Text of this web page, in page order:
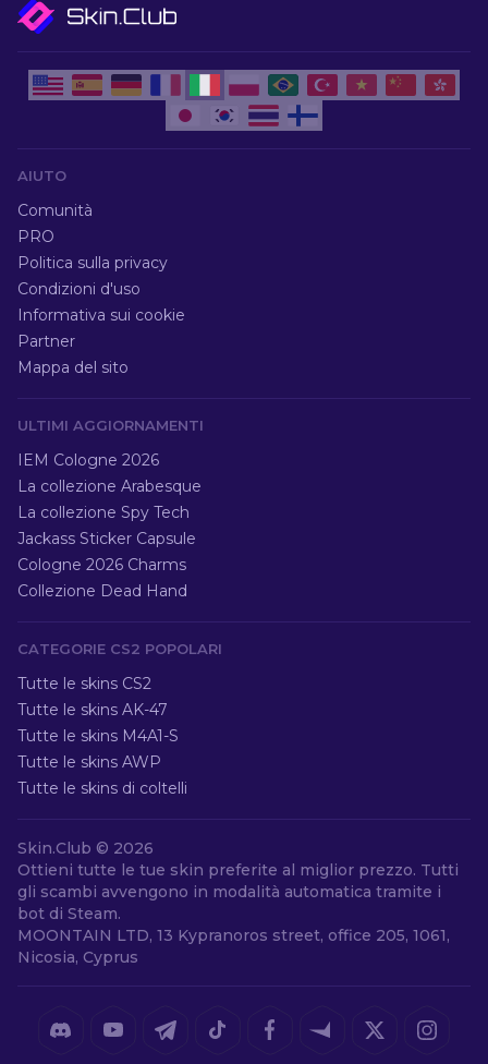
AIUTO
Comunità
PRO
Politica sulla privacy
Condizioni d'uso
Informativa sui cookie
Partner
Mappa del sito
ULTIMI AGGIORNAMENTI
IEM Cologne 2026
La collezione Arabesque
La collezione Spy Tech
Jackass Sticker Capsule
Cologne 2026 Charms
Collezione Dead Hand
CATEGORIE CS2 POPOLARI
Tutte le skins CS2
Tutte le skins AK-47
Tutte le skins M4A1-S
Tutte le skins AWP
Tutte le skins di coltelli
Skin.Club © 2026
Ottieni tutte le tue skin preferite al miglior prezzo. Tutti
gli scambi avvengono in modalità automatica tramite i
bot di Steam.
MOONTAIN LTD, 13 Kypranoros street, office 205, 1061,
Nicosia, Cyprus